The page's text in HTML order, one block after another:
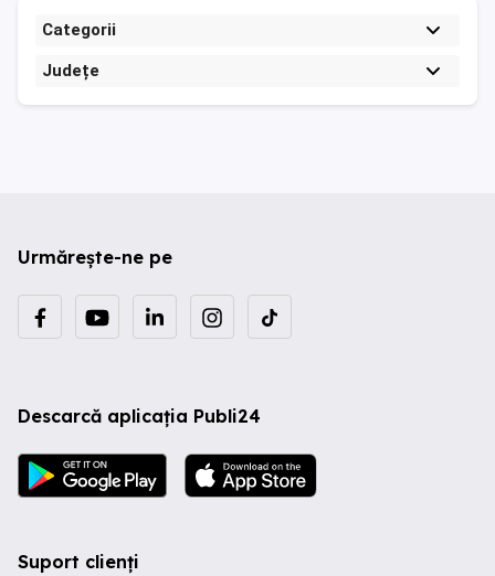
Categorii
Județe
Urmărește-ne pe
Descarcă aplicația Publi24
Suport clienți